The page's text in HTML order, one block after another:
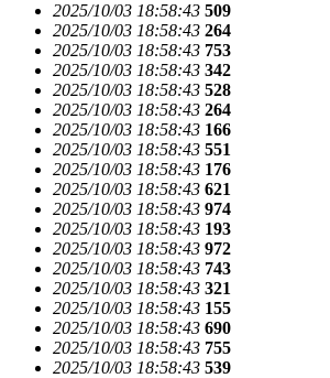
2025/10/03 18:58:43 509
2025/10/03 18:58:43 264
2025/10/03 18:58:43 753
2025/10/03 18:58:43 342
2025/10/03 18:58:43 528
2025/10/03 18:58:43 264
2025/10/03 18:58:43 166
2025/10/03 18:58:43 551
2025/10/03 18:58:43 176
2025/10/03 18:58:43 621
2025/10/03 18:58:43 974
2025/10/03 18:58:43 193
2025/10/03 18:58:43 972
2025/10/03 18:58:43 743
2025/10/03 18:58:43 321
2025/10/03 18:58:43 155
2025/10/03 18:58:43 690
2025/10/03 18:58:43 755
2025/10/03 18:58:43 539